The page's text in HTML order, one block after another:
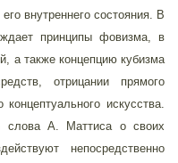
внутреннего состояния. В
принципы фовизма, в
а также концепцию кубизма
отрицании прямого
искусства.
слова А. Маттиса о своих
непосредственно